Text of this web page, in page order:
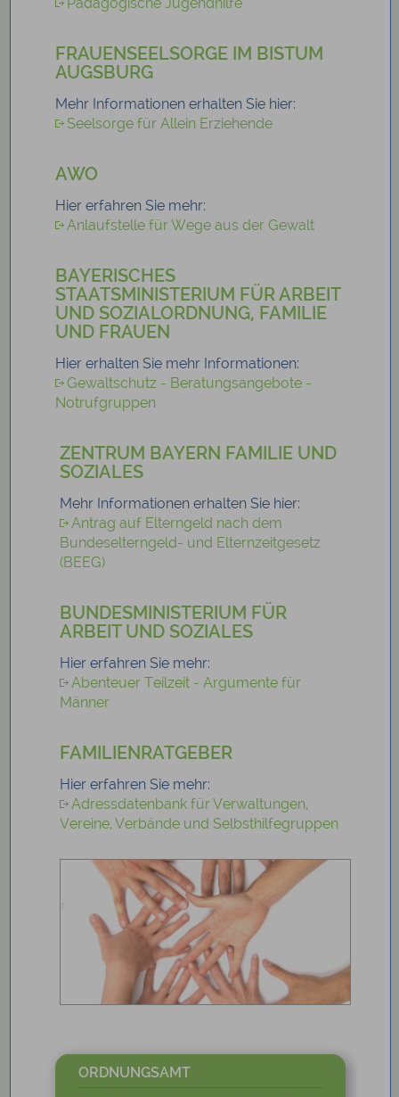
FRAUENSEELSORGE IM BISTUM
AUGSBURG
Mehr Informationen erhalten Sie hier:
Seelsorge für Allein Erziehende
AWO
Hier erfahren Sie mehr:
Anlaufstelle für Wege aus der Gewalt
BAYERISCHES
STAATSMINISTERIUM FÜR ARBEIT
UND SOZIALORDNUNG, FAMILIE
UND FRAUEN
Hier erhalten Sie mehr Informationen:
Gewaltschutz - Beratungsangebote -
Notrufgruppen
ZENTRUM BAYERN FAMILIE UND
SOZIALES
Mehr Informationen erhalten Sie hier:
Antrag auf Elterngeld nach dem
Bundeselterngeld- und Elternzeitgesetz
(BEEG)
BUNDESMINISTERIUM FÜR
ARBEIT UND SOZIALES
Hier erfahren Sie mehr:
Abenteuer Teilzeit - Argumente für
Männer
FAMILIENRATGEBER
Hier erfahren Sie mehr:
Adressdatenbank für Verwaltungen,
Vereine, Verbände und Selbsthilfegruppen
ORDNUNGSAMT